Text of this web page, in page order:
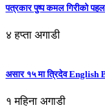
पत्रकार पुष्प कमल गिरीको
४ हप्ता अगाडी
असार १५ मा त्रिदेव English
१ महिना अगाडी